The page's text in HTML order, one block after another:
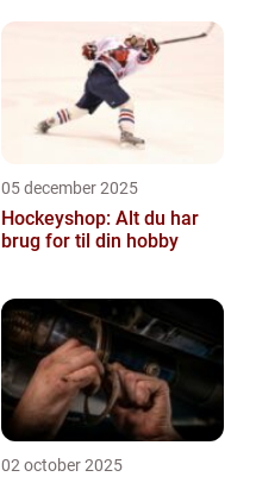
05 december 2025
Hockeyshop: Alt du har
brug for til din hobby
02 october 2025